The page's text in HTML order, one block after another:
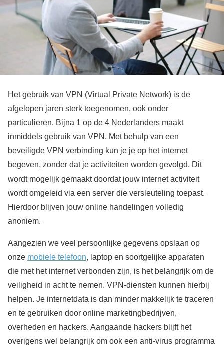
Het gebruik van VPN (Virtual Private Network) is de
afgelopen jaren sterk toegenomen, ook onder
particulieren. Bijna 1 op de 4 Nederlanders maakt
inmiddels gebruik van VPN. Met behulp van een
beveiligde VPN verbinding kun je je op het internet
begeven, zonder dat je activiteiten worden gevolgd. Dit
wordt mogelijk gemaakt doordat jouw internet activiteit
wordt omgeleid via een server die versleuteling toepast.
Hierdoor blijven jouw online handelingen volledig
anoniem.
Aangezien we veel persoonlijke gegevens opslaan op
onze mobiele telefoon, laptop en soortgelijke apparaten
die met het internet verbonden zijn, is het belangrijk om de
veiligheid in acht te nemen. VPN-diensten kunnen hierbij
helpen. Je internetdata is dan minder makkelijk te traceren
en te gebruiken door online marketingbedrijven,
overheden en hackers. Aangaande hackers blijft het
overigens wel belangrijk om ook een anti-virus programma